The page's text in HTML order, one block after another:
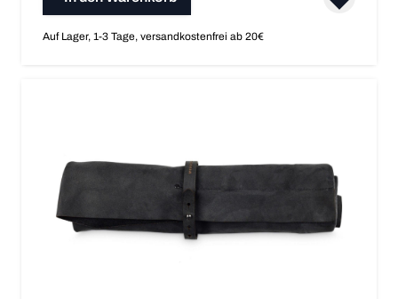
Auf Lager, 1-3 Tage, versandkostenfrei ab 20€